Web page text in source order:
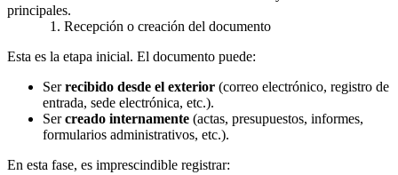
1. Recepción o creación del documento
Esta es la etapa inicial. El documento puede:
Serrecibido desde el exterior (correo electrónico, registro de
entrada, sede electrónica, etc.).
Sercreado internamente (actas, presupuestos, informes,
formularios administrativos, etc.).
En esta fase, es imprescindible registrar: